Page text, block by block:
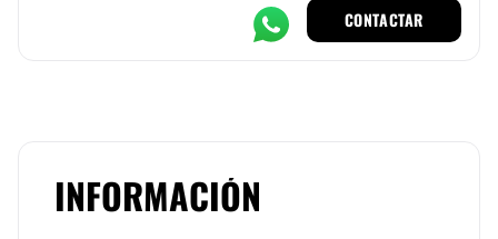
CONTACTAR
INFORMACIÓN